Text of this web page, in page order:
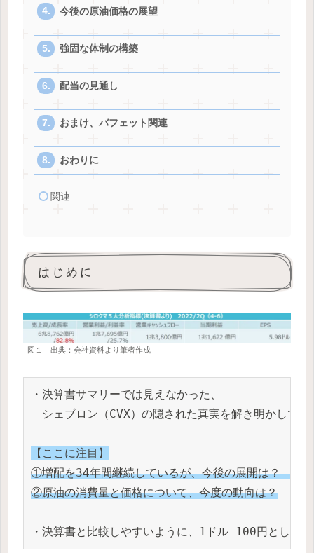
今後の原油価格の展望
強固な体制の構築
配当の見通し
おまけ、バフェット関連
おわりに
関連
はじめに
図１ 出典：会社資料より筆者作成
・決算書サマリーでは見えなかった、
シェブロン（CVX）の隠された真実を解き明かしてい
【ここに注目】
①増配を34年間継続しているが、今後の展開は？　配
②原油の消費量と価格について、今度の動向は？
・決算書と比較しやすいように、1ドル=100円として